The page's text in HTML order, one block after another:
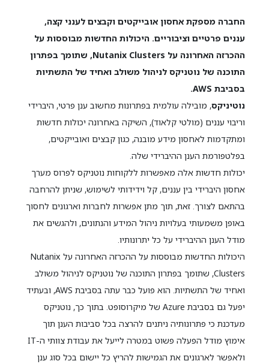
החברה מספקת אחסון אובייקטים וקבצים לענני קצה,
עננים פרטיים וציבוריים. היכולות החדשות מבוססות על
ההכרזה האחרונה על Nutanix Clusters, שתומך בפתרון
התוכנה של נוטניקס לניהול משולב ואחיד של התשתיות
בסביבת AWS.
נוטיניקס, מובילה עולמית בפתרונות מחשוב ענן פרטי, היברידי
וריבוי עננים (מולטי קלאוד), השיקה באחרונה יכולות חדשות
ומתקדמות לאחסון מידע מובנה, כגון קבצים ואובייקטים,
בפלטפורמת הענן ההיברידי שלה.
יכולות חדשות אלה מאפשרות ללקוחות נוטניקס לפרוס מערך
אחסון היברידי בין עננים, קל וידידותי לשימוש, שניתן להרחבה
בהתאם לצורך. זאת, תוך מתן אפשרות לחברות וארגונים לחסוך
באופן משמעותי בעלויות ניהול המידע והנתונים, ולהגשים את
מודל הענן ההיברידי על כל יתרונותיו.
היכולות החדשות מבוססות על ההכרזה האחרונה על Nutanix
Clusters, שתומך בפתרון התוכנה של נוטניקס לניהול משולב
ואחיד של התשתיות. הוא פועל כבר עתה בסביבת AWS, ובעתיד
יפעל גם בסביבת Azure של מיקרוסופט. בתוך כך, נוטניקס
מעדכנת כי פתרונותיה ניתנים להרצה בכל סביבות הענן תוך
אימוץ מודל הפעלה פשוט במטרה לייעל את עבודת צוותי ה-IT
ולאפשר לארגונים את הגמישות להריץ כל יישום בכל סוג ענן